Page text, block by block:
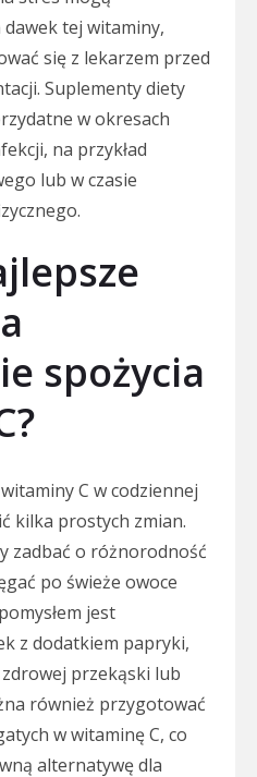
tej witaminy,
się z lekarzem przed
Suplementy diety
w okresach
na przykład
lub w czasie
spożycia
C w codziennej
kilka prostych zmian.
zadbać o różnorodność
po świeże owoce
jest
z dodatkiem papryki,
przekąski lub
również przygotować
w witaminę C, co
alternatywę dla